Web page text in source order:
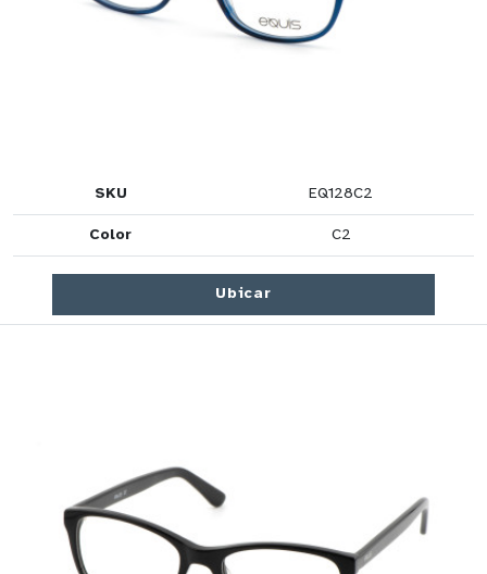
SKU EQ128C2
Color C2
Ubicar